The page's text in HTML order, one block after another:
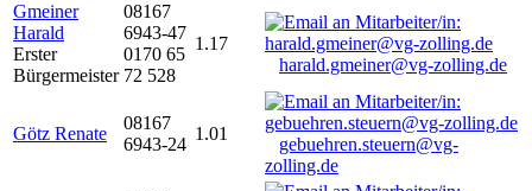
Gmeiner
Harald
Erster
Bürgermeister
08167
6943-47
0170 65
72 528
1.17
harald.gmeiner@vg-zolling.de
Götz Renate
08167
6943-24
1.01
gebuehren.steuern@vg-
zolling.de